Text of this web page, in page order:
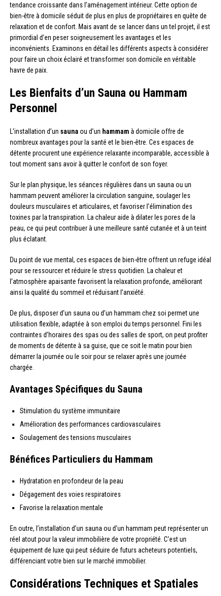
tendance croissante dans l’aménagement intérieur. Cette option de
bien-être à domicile séduit de plus en plus de propriétaires en quête de
relaxation et de confort. Mais avant de se lancer dans un tel projet, il est
primordial d’en peser soigneusement les avantages et les
inconvénients. Examinons en détail les différents aspects à considérer
pour faire un choix éclairé et transformer son domicile en véritable
havre de paix.
Les Bienfaits d’un Sauna ou Hammam
Personnel
L’installation d’un sauna ou d’un hammam à domicile offre de
nombreux avantages pour la santé et le bien-être. Ces espaces de
détente procurent une expérience relaxante incomparable, accessible à
tout moment sans avoir à quitter le confort de son foyer.
Sur le plan physique, les séances régulières dans un sauna ou un
hammam peuvent améliorer la circulation sanguine, soulager les
douleurs musculaires et articulaires, et favoriser l’élimination des
toxines par la transpiration. La chaleur aide à dilater les pores de la
peau, ce qui peut contribuer à une meilleure santé cutanée et à un teint
plus éclatant.
Du point de vue mental, ces espaces de bien-être offrent un refuge idéal
pour se ressourcer et réduire le stress quotidien. La chaleur et
l’atmosphère apaisante favorisent la relaxation profonde, améliorant
ainsi la qualité du sommeil et réduisant l’anxiété.
De plus, disposer d’un sauna ou d’un hammam chez soi permet une
utilisation flexible, adaptée à son emploi du temps personnel. Fini les
contraintes d’horaires des spas ou des salles de sport, on peut profiter
de moments de détente à sa guise, que ce soit le matin pour bien
démarrer la journée ou le soir pour se relaxer après une journée
chargée.
Avantages Spécifiques du Sauna
Stimulation du système immunitaire
Amélioration des performances cardiovasculaires
Soulagement des tensions musculaires
Bénéfices Particuliers du Hammam
Hydratation en profondeur de la peau
Dégagement des voies respiratoires
Favorise la relaxation mentale
En outre, l’installation d’un sauna ou d’un hammam peut représenter un
réel atout pour la valeur immobilière de votre propriété. C’est un
équipement de luxe qui peut séduire de futurs acheteurs potentiels,
différenciant votre bien sur le marché immobilier.
Considérations Techniques et Spatiales